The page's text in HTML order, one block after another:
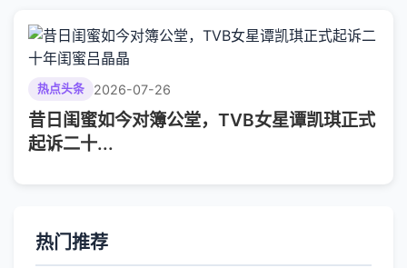
热点头条 2026-07-26
昔日闺蜜如今对簿公堂，TVB女星谭凯琪正式
起诉二十...
热门推荐